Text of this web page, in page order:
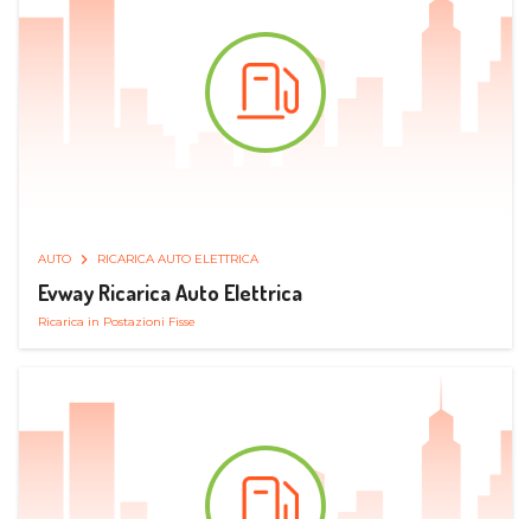
AUTO RICARICA AUTO ELETTRICA
Evway Ricarica Auto Elettrica
Ricarica in Postazioni Fisse